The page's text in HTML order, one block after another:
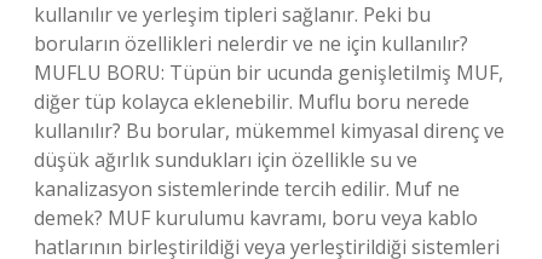
kullanılır ve yerleşim tipleri sağlanır. Peki bu
boruların özellikleri nelerdir ve ne için kullanılır?
MUFLU BORU: Tüpün bir ucunda genişletilmiş MUF,
diğer tüp kolayca eklenebilir. Muflu boru nerede
kullanılır? Bu borular, mükemmel kimyasal direnç ve
düşük ağırlık sundukları için özellikle su ve
kanalizasyon sistemlerinde tercih edilir. Muf ne
demek? MUF kurulumu kavramı, boru veya kablo
hatlarının birleştirildiği veya yerleştirildiği sistemleri